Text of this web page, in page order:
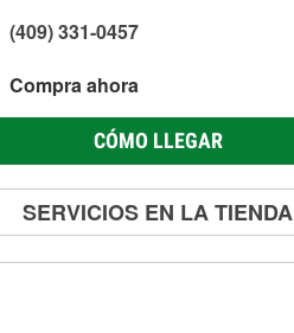
(409) 331-0457
Compra ahora
CÓMO LLEGAR
SERVICIOS EN LA TIENDA
Prueba de batería